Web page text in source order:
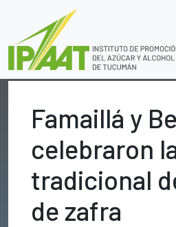
Famaillá y
celebraron
tradicional
de zafra